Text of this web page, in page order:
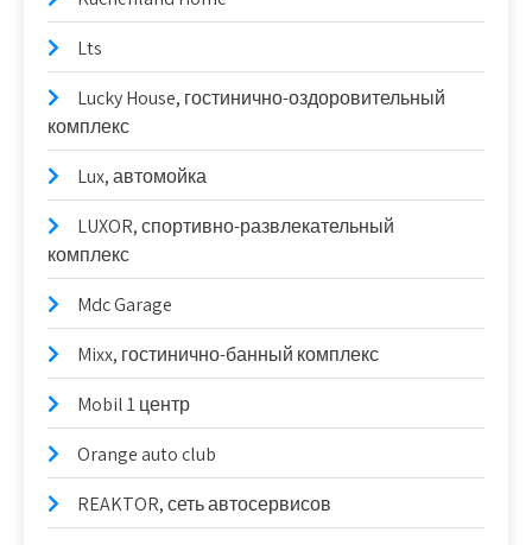
Lts
Lucky House, гостинично-оздоровительный
комплекс
Lux, автомойка
LUXOR, спортивно-развлекательный
комплекс
Mdc Garage
Mixx, гостинично-банный комплекс
Mobil 1 центр
Orange auto club
REAKTOR, сеть автосервисов